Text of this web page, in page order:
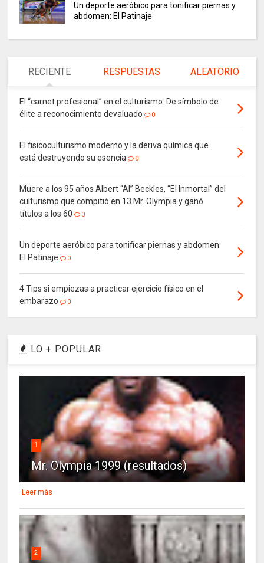
Un deporte aeróbico para tonificar piernas y
abdomen: El Patinaje
RECIENTE RESPUESTAS ALEATORIO
El “carnet profesional” en el culturismo: De símbolo de
élite a reconocimiento devaluado
0
El fisicoculturismo moderno y la deriva química que
está destruyendo su esencia
0
Muere a los 95 años Albert “Al” Beckles, “El Inmortal” del
culturismo que compitió en 13 Mr. Olympia y ganó
títulos a los 60
0
Un deporte aeróbico para tonificar piernas y abdomen:
El Patinaje
0
4 Tips si empiezas a practicar ejercicio físico en el
embarazo
0
LO + POPULAR
1
Mr. Olympia 1999 (resultados)
Leer más
2